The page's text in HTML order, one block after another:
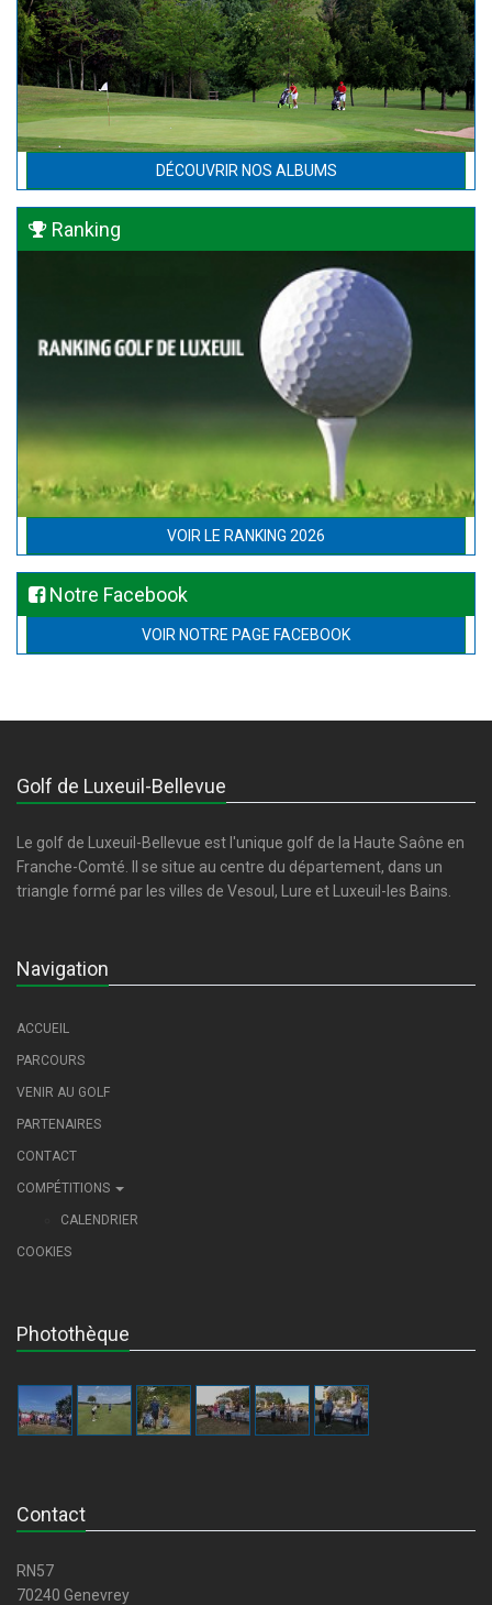
DÉCOUVRIR NOS ALBUMS
Ranking
VOIR LE RANKING 2026
Notre Facebook
VOIR NOTRE PAGE FACEBOOK
Golf de Luxeuil-Bellevue
Le golf de Luxeuil-Bellevue est l'unique golf de la Haute Saône en
Franche-Comté. Il se situe au centre du département, dans un
triangle formé par les villes de Vesoul, Lure et Luxeuil-les Bains.
Navigation
ACCUEIL
PARCOURS
VENIR AU GOLF
PARTENAIRES
CONTACT
COMPÉTITIONS
CALENDRIER
COOKIES
Photothèque
Contact
RN57
70240 Genevrey